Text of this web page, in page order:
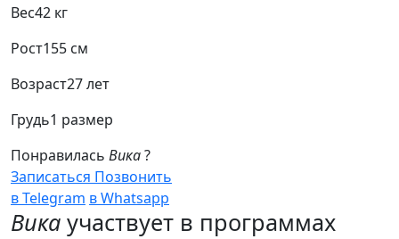
Вес42 кг
Рост155 см
Возраст27 лет
Грудь1 размер
Понравилась Вика?
Записаться Позвонить
в Telegram в Whatsapp
Вика участвует в программах